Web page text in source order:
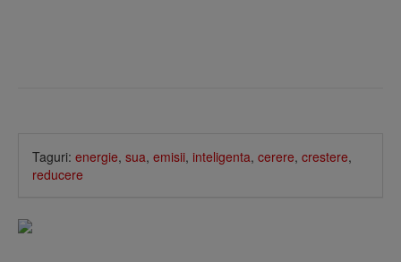
Taguri: energie, sua, emisii, inteligenta, cerere, crestere,
reducere